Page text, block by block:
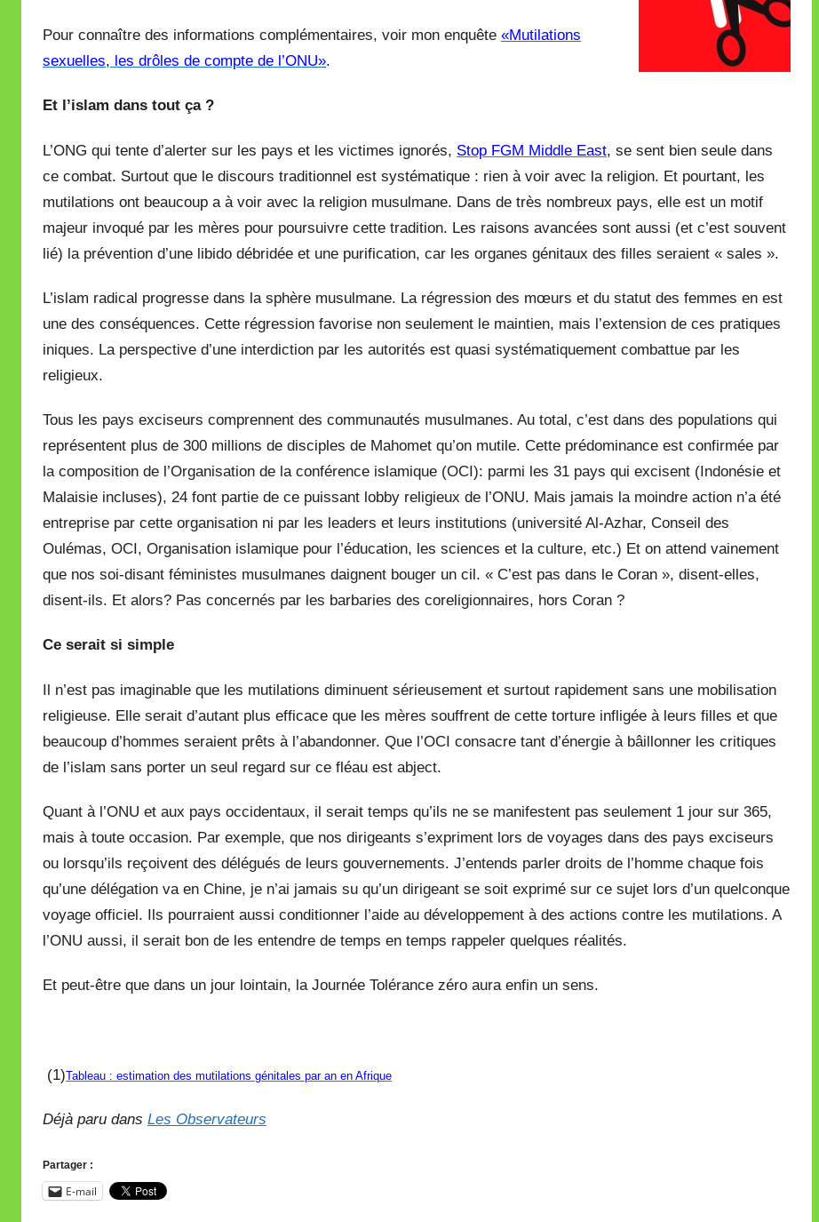
Pour connaître des informations complémentaires, voir mon enquête «Mutilations
sexuelles, les drôles de compte de l’ONU».
Et l’islam dans tout ça ?
L’ONG qui tente d’alerter sur les pays et les victimes ignorés, Stop FGM Middle East, se sent bien seule dans
ce combat. Surtout que le discours traditionnel est systématique : rien à voir avec la religion. Et pourtant, les
mutilations ont beaucoup a à voir avec la religion musulmane. Dans de très nombreux pays, elle est un motif
majeur invoqué par les mères pour poursuivre cette tradition. Les raisons avancées sont aussi (et c’est souvent
lié) la prévention d’une libido débridée et une purification, car les organes génitaux des filles seraient « sales ».
L’islam radical progresse dans la sphère musulmane. La régression des mœurs et du statut des femmes en est
une des conséquences. Cette régression favorise non seulement le maintien, mais l’extension de ces pratiques
iniques. La perspective d’une interdiction par les autorités est quasi systématiquement combattue par les
religieux.
Tous les pays exciseurs comprennent des communautés musulmanes. Au total, c’est dans des populations qui
représentent plus de 300 millions de disciples de Mahomet qu’on mutile. Cette prédominance est confirmée par
la composition de l’Organisation de la conférence islamique (OCI): parmi les 31 pays qui excisent (Indonésie et
Malaisie incluses), 24 font partie de ce puissant lobby religieux de l’ONU. Mais jamais la moindre action n’a été
entreprise par cette organisation ni par les leaders et leurs institutions (université Al-Azhar, Conseil des
Oulémas, OCI, Organisation islamique pour l’éducation, les sciences et la culture, etc.) Et on attend vainement
que nos soi-disant féministes musulmanes daignent bouger un cil. « C’est pas dans le Coran », disent-elles,
disent-ils. Et alors? Pas concernés par les barbaries des coreligionnaires, hors Coran ?
Ce serait si simple
Il n’est pas imaginable que les mutilations diminuent sérieusement et surtout rapidement sans une mobilisation
religieuse. Elle serait d’autant plus efficace que les mères souffrent de cette torture infligée à leurs filles et que
beaucoup d’hommes seraient prêts à l’abandonner. Que l’OCI consacre tant d’énergie à bâillonner les critiques
de l’islam sans porter un seul regard sur ce fléau est abject.
Quant à l’ONU et aux pays occidentaux, il serait temps qu’ils ne se manifestent pas seulement 1 jour sur 365,
mais à toute occasion. Par exemple, que nos dirigeants s’expriment lors de voyages dans des pays exciseurs
ou lorsqu’ils reçoivent des délégués de leurs gouvernements. J’entends parler droits de l’homme chaque fois
qu’une délégation va en Chine, je n’ai jamais su qu’un dirigeant se soit exprimé sur ce sujet lors d’un quelconque
voyage officiel. Ils pourraient aussi conditionner l’aide au développement à des actions contre les mutilations. A
l’ONU aussi, il serait bon de les entendre de temps en temps rappeler quelques réalités.
Et peut-être que dans un jour lointain, la Journée Tolérance zéro aura enfin un sens.
(1)Tableau : estimation des mutilations génitales par an en Afrique
Déjà paru dans Les Observateurs
Partager :
E-mail